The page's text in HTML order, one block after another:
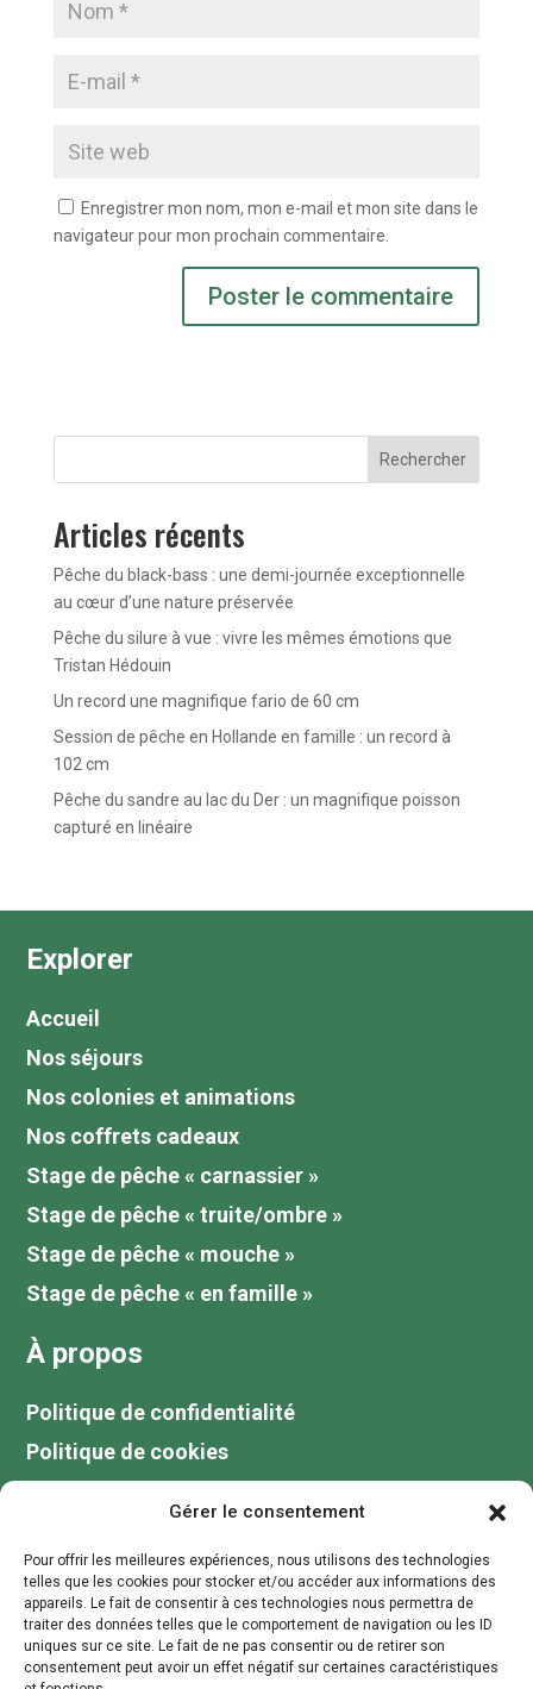
Gérer le consentement
Pour offrir les meilleures expériences, nous utilisons des technologies
telles que les cookies pour stocker et/ou accéder aux informations des
appareils. Le fait de consentir à ces technologies nous permettra de
traiter des données telles que le comportement de navigation ou les ID
uniques sur ce site. Le fait de ne pas consentir ou de retirer son
consentement peut avoir un effet négatif sur certaines caractéristiques
Enregistrer mon nom, mon e-mail et mon site dans le
navigateur pour mon prochain commentaire.
Rechercher
Articles récents
Pêche du black-bass : une demi-journée exceptionnelle
au cœur d’une nature préservée
Pêche du silure à vue : vivre les mêmes émotions que
Tristan Hédouin
Un record une magnifique fario de 60 cm
Session de pêche en Hollande en famille : un record à
102 cm
Pêche du sandre au lac du Der : un magnifique poisson
capturé en linéaire
Explorer
Accueil
Nos séjours
Nos colonies et animations
Nos coffrets cadeaux
Stage de pêche « carnassier »
Stage de pêche « truite/ombre »
Stage de pêche « mouche »
Stage de pêche « en famille »
À propos
Politique de confidentialité
Politique de cookies
Blog
Votre guide de pêche au lac du Der
Contactez moi